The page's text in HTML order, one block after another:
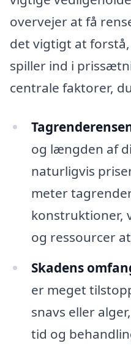
overvejer at få
det vigtigt at
spiller ind i
centrale faktorer,
og længden af
naturligvis
meter
konstruktioner,
og ressourcer
Skadens
er meget
snavs eller
tid og